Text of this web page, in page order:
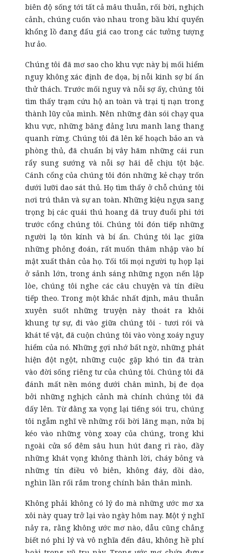
biên độ sống tới tất cả mâu thuẫn, rối bời, nghịch
cảnh, chúng cuốn vào nhau trong bầu khí quyển
khổng lồ đang đấu giá cao trong các tưởng tượng
hư ảo.
Chúng tôi đã mơ sao cho khu vực này bị mối hiểm
nguy không xác định đe dọa, bị nỗi kinh sợ bí ẩn
thử thách. Trước mối nguy và nỗi sợ ấy, chúng tôi
tìm thấy trạm cứu hộ an toàn và trại tị nạn trong
thành lũy của mình. Nên những đàn sói chạy qua
khu vực, những băng đảng lưu manh lang thang
quanh rừng. Chúng tôi đã lên kế hoạch bảo an và
phòng thủ, đã chuẩn bị vây hãm những cái run
rẩy sung sướng và nỗi sợ hãi dễ chịu tột bậc.
Cánh cổng của chúng tôi đón những kẻ chạy trốn
dưới lưỡi dao sát thủ. Họ tìm thấy ở chỗ chúng tôi
nơi trú thân và sự an toàn. Những kiệu ngựa sang
trọng bị các quái thú hoang dã truy đuổi phi tới
trước cổng chúng tôi. Chúng tôi đón tiếp những
người lạ tôn kính và bí ẩn. Chúng tôi lạc giữa
những phỏng đoán, rất muốn thâm nhập vào bí
mật xuất thân của họ. Tối tối mọi người tụ họp lại
ở sảnh lớn, trong ánh sáng những ngọn nến lập
lòe, chúng tôi nghe các câu chuyện và tín điều
tiếp theo. Trong một khắc nhất định, mâu thuẫn
xuyên suốt những truyện này thoát ra khỏi
khung tự sự, đi vào giữa chúng tôi - tươi rói và
khát tế vật, đã cuộn chúng tôi vào vòng xoáy nguy
hiểm của nó. Những gợi nhớ bất ngờ, những phát
hiện đột ngột, những cuộc gặp khó tin đã tràn
vào đời sống riêng tư của chúng tôi. Chúng tôi đã
đánh mất nền móng dưới chân mình, bị đe dọa
bởi những nghịch cảnh mà chính chúng tôi đã
dấy lên. Từ đằng xa vọng lại tiếng sói tru, chúng
tôi ngẫm nghĩ về những rối bời lãng mạn, nửa bị
kéo vào những vòng xoay của chúng, trong khi
ngoài cửa sổ đêm sâu hun hút đang rì rào, đầy
những khát vọng không thành lời, cháy bỏng và
những tín điều vô biên, không đáy, dồi dào,
nghìn lần rối rắm trong chính bản thân mình.
Không phải không có lý do mà những ước mơ xa
xôi này quay trở lại vào ngày hôm nay. Một ý nghĩ
nảy ra, rằng không ước mơ nào, dẫu cũng chẳng
biết nó phi lý và vô nghĩa đến đâu, không hề phí